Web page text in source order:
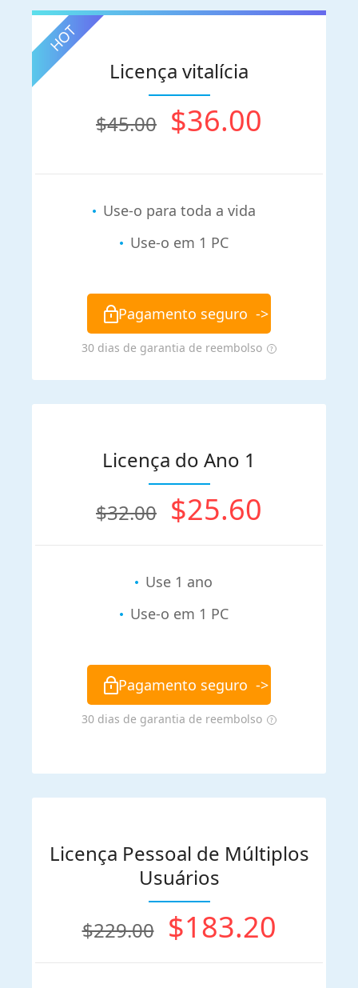
Licença do Ano 1
$32.00 $25.60
Use 1 ano
Use-o em 1 PC
Pagamento seguro ->
30 dias de garantia de reembolso
Licença vitalícia
$45.00 $36.00
Use-o para toda a vida
Use-o em 1 PC
Pagamento seguro ->
30 dias de garantia de reembolso
Licença Pessoal de Múltiplos
Usuários
$229.00 $183.20